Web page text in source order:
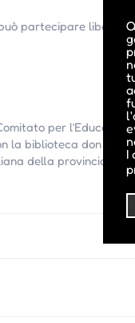
I
partecipare
per
la biblioteca don
della provincia